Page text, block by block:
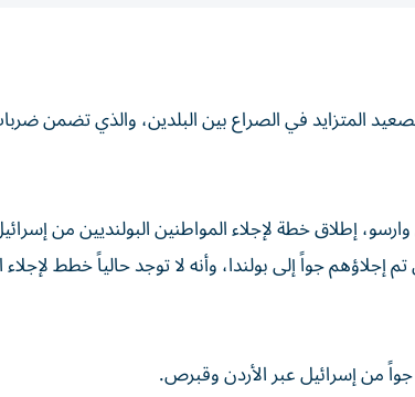
المتزايد في الصراع بين البلدين، والذي تضمن
إطلاق خطة لإجلاء المواطنين البولنديين من
جواً إلى بولندا، وأنه لا توجد حالياً خطط لإجلاء
من إسرائيل عبر الأردن وقبرص.